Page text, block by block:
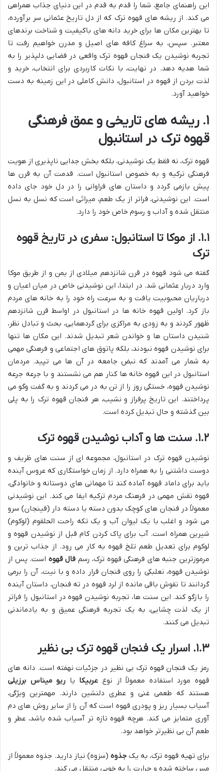
این راهنمای جامع، شما را قدم به قدم در این دنیای جذاب همراهی
می کند. از ریشه های قهوه ترک که از دل تاریخ عثمانی سر برآورده،
تا بهترین مکان ها برای خرید دانه های باکیفیت و شناخت برندهای
معتبر. سپس، به سراغ کافه های اصیل و مدرن خواهیم رفت تا
تجربه نوشیدن یک فنجان قهوه ترک واقعی در فضایی دلپذیر را به
شما هدیه دهد. در نهایت، با نکات کاربردی برای انتخاب، خرید و
لذت بردن از قهوه در استانبول، دانش کاملی در این زمینه به دست
خواهید آورد.
۱. ریشه های تاریخی و عمق فرهنگی
قهوه ترک در استانبول
قهوه ترک، نه فقط یک نوشیدنی، بلکه بخش جدایی ناپذیری از هویت
فرهنگی ترکیه و به خصوص استانبول است. قدمت آن به قرن ها
پیش بازمی گردد و داستان های فراوانی را در دل خود جای داده
است. این نوشیدنی، فراتر از یک طعم، میراثی است که نسل به نسل
منتقل شده و آداب و رسوم خاص خود را دارد.
۱.۱. از موکا تا استانبول: سفری در تاریخ قهوه
ترک
گفته می شود قهوه در قرن شانزدهم میلادی از یمن و از طریق موکا
وارد دربار عثمانی شد. در ابتدا، این نوشیدنی خاص در میان اعیان و
درباریان محبوبیت یافت و به سرعت راه خود را به خانه های مردم
باز کرد. اولین قهوه خانه ها در استانبول در اواسط قرن شانزدهم
ظهور کردند و به زودی به مراکزی برای گردهمایی، بحث و تبادل نظر،
شنیدن داستان ها و خواندن شعر تبدیل شدند. این مکان ها تنها
برای نوشیدن قهوه نبودند، بلکه پاتوق های اجتماعی و فرهنگی مهمی
به شمار می آمدند که نبض جامعه در آن ها می تپید. مردمان
استانبول در این قهوه خانه ها کنار هم می نشستند و با جرعه جرعه
نوشیدن قهوه، خستگی روز را از تن به در می کردند و به گفت وگو می
پرداختند. این تاریخ پرفراز و نشیب، هر فنجان قهوه ترک را به پلی
بین گذشته و حال تبدیل کرده است.
۱.۲. سنت ها و آداب نوشیدن قهوه ترک
نوشیدن قهوه ترک در استانبول، مجموعه ای از سنت های ظریف و
دوست داشتنی را به همراه دارد. از زمان خواستگاری که عروس آینده
باید برای داماد قهوه آماده کند تا مهمانی های دوستانه و خانوادگی،
قهوه نقش مهمی در فرهنگ مردم ترکیه ایفا می کند. این نوشیدنی
معمولاً در فنجان های کوچک بدون دسته یا دسته دار (فینجان) سرو
می شود و اغلب با یک لیوان آب و یک تکه راحت الحلقوم (لوکوم)
شیرین همراه است. آب برای پاک کردن کام قبل از نوشیدن قهوه و
لوکوم برای تعدیل طعم تلخ قهوه به کار می رود. از جذاب ترین و
مرموزترین جنبه های فرهنگی قهوه ترک، رسم فال قهوه است. پس از
نوشیدن قهوه، نعلبکی را روی فنجان قرار داده و با نیت، آن را برمی
گردانند تا نقوش باقی مانده از لرد قهوه در ته فنجان، داستان آینده
را بازگو کند. این سنت ها، تجربه نوشیدن قهوه در استانبول را فراتر
از یک لذت چشایی، به یک تجربه فرهنگی عمیق و به یادماندنی
تبدیل می کنند.
۱.۳. اسرار یک فنجان قهوه ترک بی نظیر
رمز یک فنجان قهوه ترک بی نظیر در جزئیات نهفته است. دانه های
قهوه مورد استفاده معمولاً از نوع عربیکا یا ریو میناس برزیلی
هستند که طعمی غنی و عطری دلنشین دارند. مهمترین ویژگی،
آسیاب بسیار ریز و پودری قهوه است که آن را از سایر روش های دم
آوری متمایز می کند. هرچه قهوه تازه تر آسیاب شده باشد، عطر و
طعم آن بی نظیرتر خواهد بود.
برای تهیه قهوه ترک، به یک جذوه (سزوه) نیاز دارید. جذوه معمولاً از
مس ساخته شده و حرارت را به خوبی منتقل می کند.